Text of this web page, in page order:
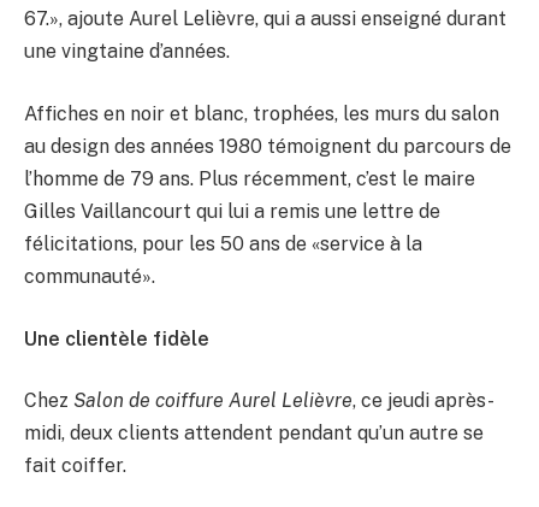
67.», ajoute Aurel Lelièvre, qui a aussi enseigné durant
une vingtaine d’années.
Affiches en noir et blanc, trophées, les murs du salon
au design des années 1980 témoignent du parcours de
l’homme de 79 ans. Plus récemment, c’est le maire
Gilles Vaillancourt qui lui a remis une lettre de
félicitations, pour les 50 ans de «service à la
communauté».
Une clientèle fidèle
Chez Salon de coiffure Aurel Lelièvre, ce jeudi après-
midi, deux clients attendent pendant qu’un autre se
fait coiffer.